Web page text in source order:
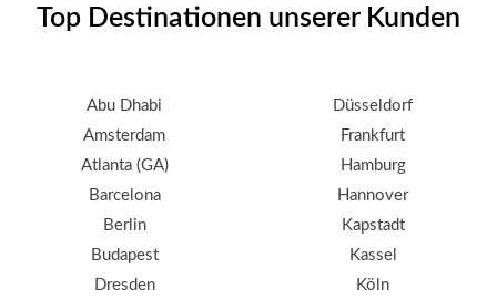
Top Destinationen unserer Kunden
Abu Dhabi
Amsterdam
Atlanta (GA)
Barcelona
Berlin
Budapest
Dresden
Düsseldorf
Frankfurt
Hamburg
Hannover
Kapstadt
Kassel
Köln